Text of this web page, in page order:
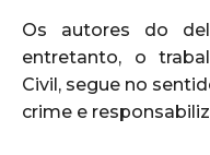
Os autores do
entretanto, o
Civil, segue no
crime e